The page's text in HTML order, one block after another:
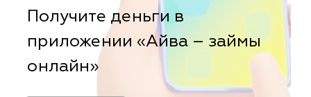
Получите деньги в
приложении «Айва – займы
онлайн»